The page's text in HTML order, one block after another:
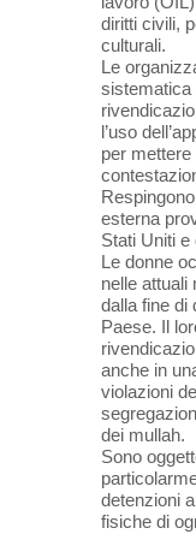
diritti civili,
culturali.
Le
sistematica
l’uso
per
esterna
Stati Uniti e
Le donne
nelle attuali
dalla fine di
Paese. Il
anche in
violazioni
dei mullah.
Sono
detenzioni
fisiche di